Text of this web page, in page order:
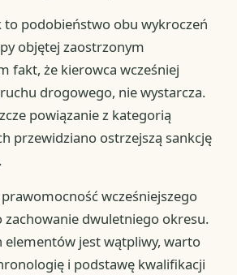
to podobieństwo obu wykroczeń
objętej zaostrzonym
fakt, że kierowca wcześniej
drogowego, nie wystarcza.
powiązanie z kategorią
przewidziano ostrzejszą sankcję
wcześniejszego
zachowanie dwuletniego okresu.
elementów jest wątpliwy, warto
i podstawę kwalifikacji